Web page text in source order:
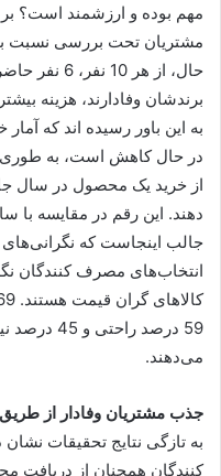
مشتریان تحت بررسی نسبت به
حال، از هر
برندشان وفادارند، هزینه
به این باور رسیده اند که
از خرید یک محصول در سال
جالب اینجاست که نگرانی‌های
انتخاب‌های مصرف کنندگان
59 درصد
می‌دهند.
جذب مشتریان وفادار از
کنندگان همچنان از دریافت